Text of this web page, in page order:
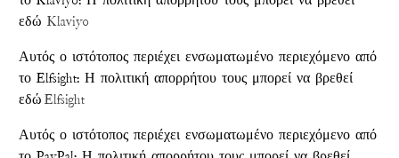
εδώKlaviyo
Αυτός ο ιστότοπος περιέχει ενσωματωμένο περιεχόμενο από
το Elfsight: Η πολιτική απορρήτου τους μπορεί να βρεθεί
εδώElfsight
Αυτός ο ιστότοπος περιέχει ενσωματωμένο περιεχόμενο από